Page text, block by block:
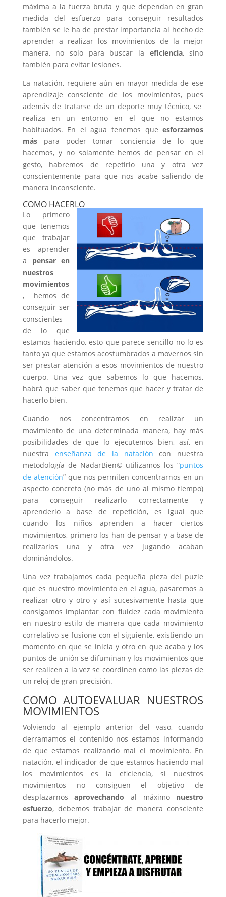
máxima a la fuerza bruta y que dependan en gran
medida del esfuerzo para conseguir resultados
también se le ha de prestar importancia al hecho de
aprender a realizar los movimientos de la mejor
manera, no solo para buscar la eficiencia, sino
también para evitar lesiones.
La natación, requiere aún en mayor medida de ese
aprendizaje consciente de los movimientos, pues
además de tratarse de un deporte muy técnico, se
realiza en un entorno en el que no estamos
habituados. En el agua tenemos queesforzarnos
máspara poder tomar conciencia de lo que
hacemos, y no solamente hemos de pensar en el
gesto, habremos de repetirlo una y otra vez
conscientemente para que nos acabe saliendo de
manera inconsciente.
COMO HACERLO
Lo primero
que tenemos
que trabajar
es aprender
a pensar en
nuestros
movimientos
, hemos de
conseguir ser
conscientes
de lo que
estamos haciendo, esto que parece sencillo no lo es
tanto ya que estamos acostumbrados a movernos sin
ser prestar atención a esos movimientos de nuestro
cuerpo. Una vez que sabemos lo que hacemos,
habrá que saber que tenemos que hacer y tratar de
hacerlo bien.
Cuando nos concentramos en realizar un
movimiento de una determinada manera, hay más
posibilidades de que lo ejecutemos bien, así, en
nuestra enseñanza de la natación con nuestra
metodología de NadarBien© utilizamos los “puntos
de atención” que nos permiten concentrarnos en un
aspecto concreto (no más de uno al mismo tiempo)
para conseguir realizarlo correctamente y
aprenderlo a base de repetición, es igual que
cuando los niños aprenden a hacer ciertos
movimientos, primero los han de pensar y a base de
realizarlos una y otra vez jugando acaban
dominándolos.
Una vez trabajamos cada pequeña pieza del puzle
que es nuestro movimiento en el agua, pasaremos a
realizar otro y otro y así sucesivamente hasta que
consigamos implantar con fluidez cada movimiento
en nuestro estilo de manera que cada movimiento
correlativo se fusione con el siguiente, existiendo un
momento en que se inicia y otro en que acaba y los
puntos de unión se difuminan y los movimientos que
ser realicen a la vez se coordinen como las piezas de
un reloj de gran precisión.
COMO AUTOEVALUAR NUESTROS
MOVIMIENTOS
Volviendo al ejemplo anterior del vaso, cuando
derramamos el contenido nos estamos informando
de que estamos realizando mal el movimiento. En
natación, el indicador de que estamos haciendo mal
los movimientos es la eficiencia, si nuestros
movimientos no consiguen el objetivo de
desplazarnosaprovechando al máximo nuestro
esfuerzo, debemos trabajar de manera consciente
para hacerlo mejor.